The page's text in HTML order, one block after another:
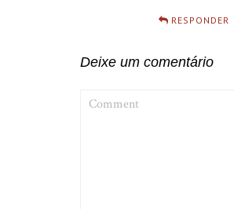
RESPONDER
Deixe um comentário